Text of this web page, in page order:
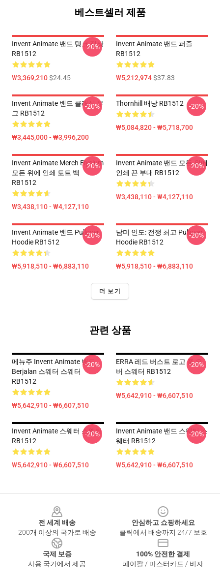
베스트셀러 제품
Invent Animate 밴드 탱크 정상
RB1512
₩3,369,210$24.45
-20%
Invent Animate 밴드 퍼즐
RB1512
₩5,212,974$37.83
Invent Animate 밴드 클래식 무
그 RB1512
₩3,445,000 - ₩3,996,200
-20% Thornhill 배낭 RB1512
₩5,084,820 - ₩5,718,700
-20%
Invent Animate Merch Elysium
모든 위에 인쇄 토트 백
RB1512
₩3,438,110 - ₩4,127,110
-20%
Invent Animate 밴드 모든 위에
인쇄 끈 부대 RB1512
₩3,438,110 - ₩4,127,110
-20%
Invent Animate 밴드 Pullover
Hoodie RB1512
₩5,918,510 - ₩6,883,110
-20%
남미 인도: 전쟁 최고 Pullover
Hoodie RB1512
₩5,918,510 - ₩6,883,110
-20%
더 보기
관련 상품
메뉴주 Invent Animate 밴드
Berjalan 스웨터 스웨터
RB1512
₩5,642,910 - ₩6,607,510
-20%
ERRA 레드 버스트 로고 풀 오
버 스웨터 RB1512
₩5,642,910 - ₩6,607,510
-20%
Invent Animate 스웨터 스웨터
RB1512
₩5,642,910 - ₩6,607,510
-20%
Invent Animate 밴드 스웨터 스
웨터 RB1512
₩5,642,910 - ₩6,607,510
-20%
전 세계 배송
200개 이상의 국가로 배송
안심하고 쇼핑하세요
클릭에서 배송까지 24/7 보호
국제 보증
사용 국가에서 제공
100% 안전한 결제
페이팔 / 마스터카드 / 비자